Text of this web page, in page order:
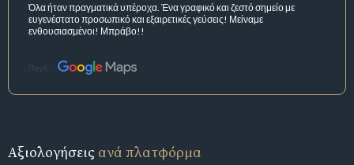
Όλα ήταν πραγματικά υπέροχα. Ένα γραφικό και ζεστό σημείο με
ευγενέστατο προσωπικό και εξαιρετικές γεύσεις! Μείναμε
ενθουσιασμένοι! Μπράβο!!
Πηγή:
Αξιολογήσεις ανά πλατφόρμα